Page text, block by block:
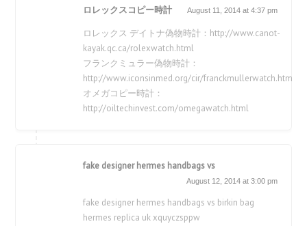
ロレックスコピー時計 August 11, 2014 at 4:37 pm
ロレックス デイトナ偽物時計：http://www.canot-
kayak.qc.ca/rolexwatch.html
フランクミュラー偽物時計：
http://www.iconsinmed.org/cir/franckmullerwatch.html
オメガコピー時計：
http://oiltechinvest.com/omegawatch.html
fake designer hermes handbags vs
August 12, 2014 at 3:00 pm
fake designer hermes handbags vs birkin bag
hermes replica uk xquyczsppw